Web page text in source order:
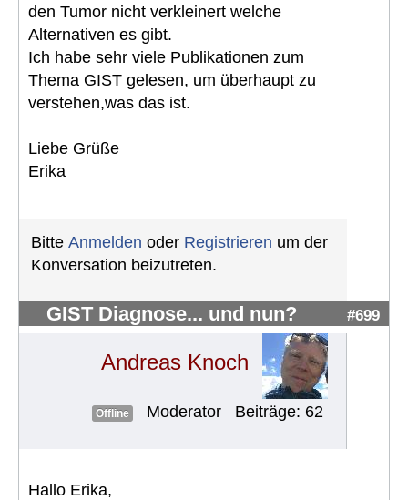
den Tumor nicht verkleinert welche
Alternativen es gibt.
Ich habe sehr viele Publikationen zum
Thema GIST gelesen, um überhaupt zu
verstehen,was das ist.
Liebe Grüße
Erika
Bitte Anmelden oder Registrieren um der
Konversation beizutreten.
GIST Diagnose... und nun? #699
Andreas Knoch
Offline Moderator Beiträge: 62
Hallo Erika,